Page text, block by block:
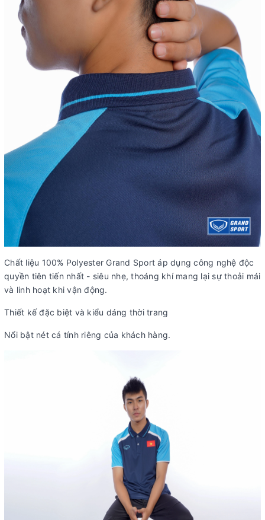
Chất liệu 100% Polyester Grand Sport áp dụng công nghệ độc
quyền tiên tiến nhất - siêu nhẹ, thoáng khí mang lại sự thoải mái
và linh hoạt khi vận động.
Thiết kế đặc biệt và kiểu dáng thời trang
Nổi bật nét cá tính riêng của khách hàng.